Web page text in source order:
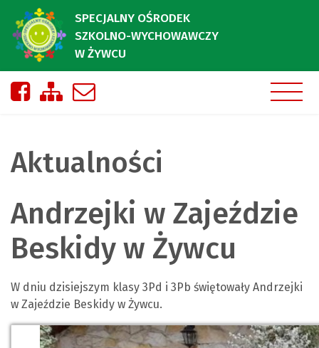
SPECJALNY OŚRODEK
SZKOLNO-WYCHOWAWCZY
W ŻYWCU
Nasza strona na Facebooku
Zobacz mapę strony
Aktualności
Andrzejki w Zajeździe
Beskidy w Żywcu
W dniu dzisiejszym klasy 3Pd i 3Pb świętowały Andrzejki
w Zajeździe Beskidy w Żywcu.